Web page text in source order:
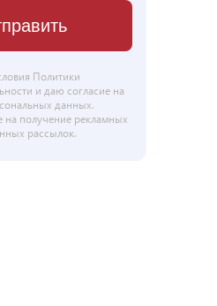
Политики
и даю согласие на
данных.
на получение рекламных
рассылок.